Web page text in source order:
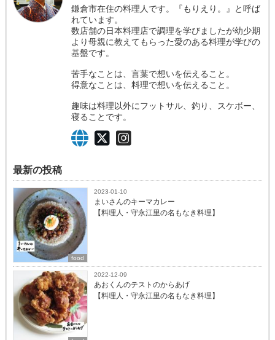
鎌倉市在住の料理人です。『もりえり。』と呼ば
れています。
数店舗の日本料理店で調理を学びましたが幼少期
より母親に教えてもらった愛のある料理が学びの
基盤です。
苦手なことは、言葉で想いを伝えること。
得意なことは、料理で想いを伝えること。
趣味は料理以外にフットサル、釣り、スケボー、
寝ることです。
最新の投稿
food
2023-01-10
まいさんのキーマカレー
【料理人・守永江里の名もなき料理】
2022-12-09
あおくんのテストのからあげ
【料理人・守永江里の名もなき料理】